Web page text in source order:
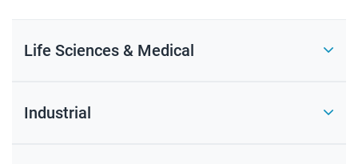
Life Sciences & Medical
Industrial